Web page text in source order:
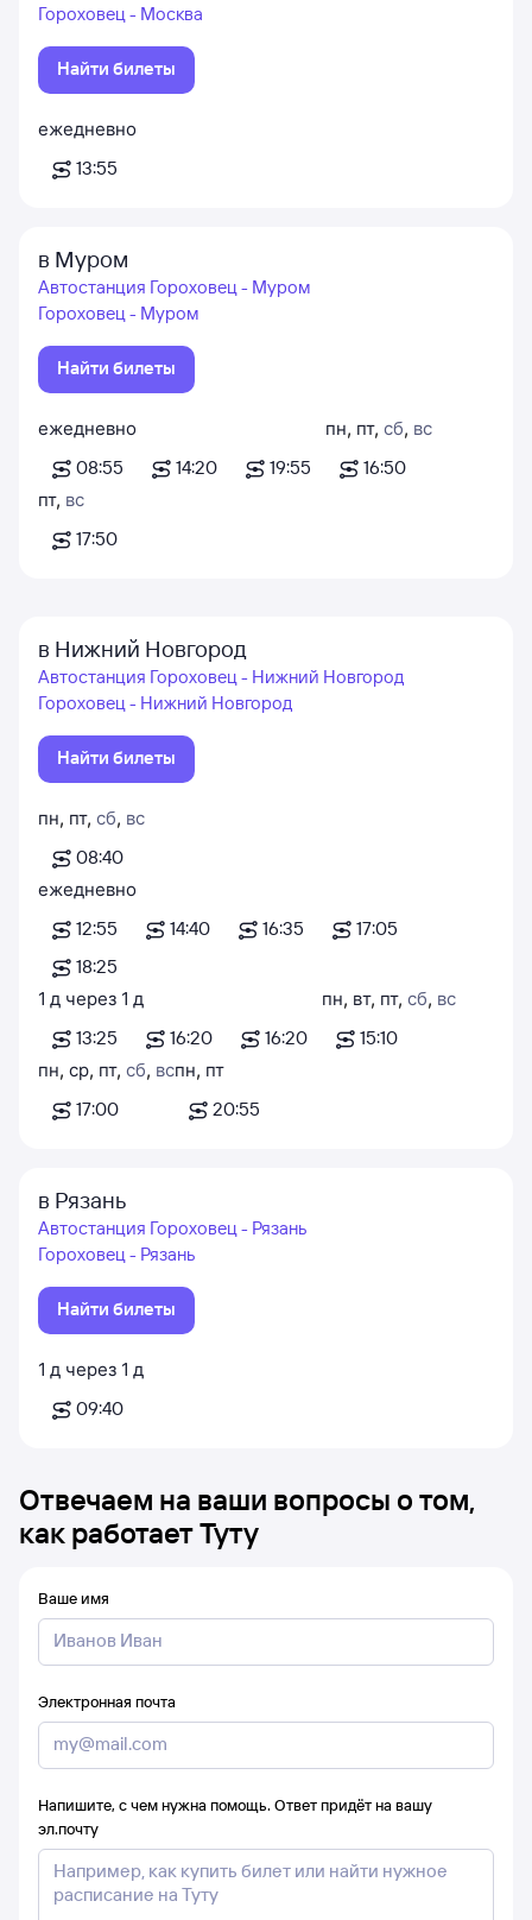
Гороховец - Москва
Найти билеты
ежедневно
13:55
в Муром
Автостанция Гороховец - Муром
Гороховец - Муром
Найти билеты
ежедневно
08:55
14:20 19:55
пн, пт, сб, вс
16:50
пт, вс
17:50
в Нижний Новгород
Автостанция Гороховец - Нижний Новгород
Гороховец - Нижний Новгород
Найти билеты
пн, пт, сб, вс
08:40
ежедневно
12:55
14:40 16:35
17:05
18:25
1 д через 1 д
13:25
16:20 16:20
пн, вт, пт, сб, вс
15:10
пн, ср, пт, сб, вс
17:00
пн, пт
20:55
в Рязань
Автостанция Гороховец - Рязань
Гороховец - Рязань
Найти билеты
1 д через 1 д
09:40
Отвечаем на ваши вопросы о том,
как работает Туту
Ваше имя
Электронная почта
Напишите, с чем нужна помощь. Ответ придёт на вашу
эл.почту